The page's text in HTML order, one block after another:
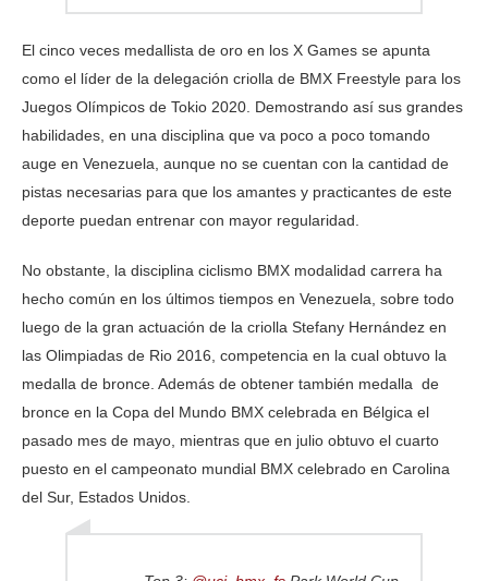
El cinco veces medallista de oro en los X Games se apunta
como el líder de la delegación criolla de BMX Freestyle para los
Juegos Olímpicos de Tokio 2020. Demostrando así sus grandes
habilidades, en una disciplina que va poco a poco tomando
auge en Venezuela, aunque no se cuentan con la cantidad de
pistas necesarias para que los amantes y practicantes de este
deporte puedan entrenar con mayor regularidad.
No obstante, la disciplina ciclismo BMX modalidad carrera ha
hecho común en los últimos tiempos en Venezuela, sobre todo
luego de la gran actuación de la criolla Stefany Hernández en
las Olimpiadas de Rio 2016, competencia en la cual obtuvo la
medalla de bronce. Además de obtener también medalla de
bronce en la Copa del Mundo BMX celebrada en Bélgica el
pasado mes de mayo, mientras que en julio obtuvo el cuarto
puesto en el campeonato mundial BMX celebrado en Carolina
del Sur, Estados Unidos.